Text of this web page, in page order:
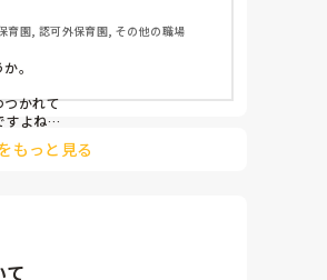
れはプレゼントだからこんな
えて袋もシワがつかないよう
を考えて」と。そこまで丁寧
です。
間設定で仕事を頼まれ終わら
わるはずなんだけど、、今何
われます。
めていません。
をよく園長から言われ、
育園, 認可外保育園, その他の職場
。
つかれて
すよね
いことの
もっと見る
て